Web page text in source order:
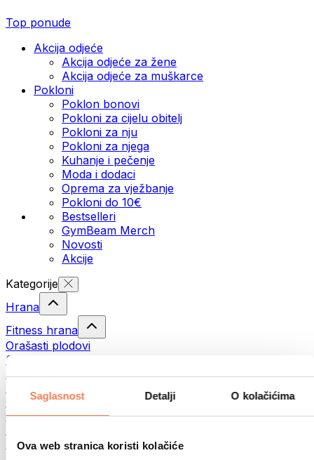
Saglasnost Detalji O kolačićima
Ova web stranica koristi kolačiće
Top ponude
Akcija odjeće
Akcija odjeće za žene
Akcija odjeće za muškarce
Pokloni
Poklon bonovi
Pokloni za cijelu obitelj
Pokloni za nju
Pokloni za njega
Kuhanje i pečenje
Moda i dodaci
Oprema za vježbanje
Pokloni do 10€
Bestselleri
GymBeam Merch
Novosti
Akcije
Kategorije
Hrana
Fitness hrana
Orašasti plodovi
Sjemenke
Namazi i paste
Gotovi obroci
Jaja
Meso